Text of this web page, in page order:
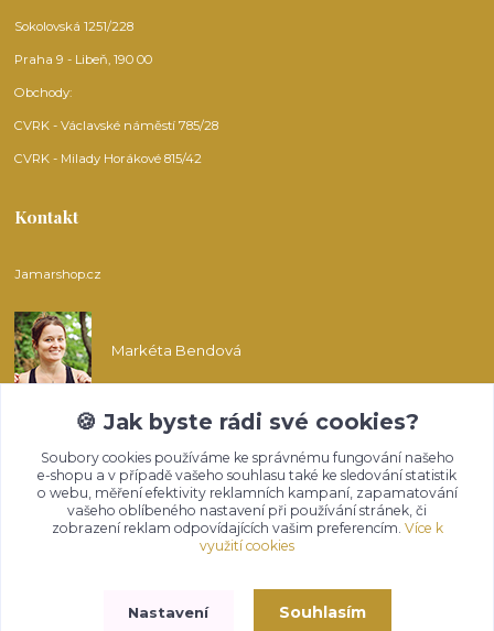
Sokolovská 1251/228
Praha 9 - Libeň, 190 00
Obchody:
CVRK - Václavské náměstí 785/28
CVRK - Milady Horákové 815/42
Kontakt
Jamarshop.cz
Markéta Bendová
info@jamarshop.cz
🍪 Jak byste rádi své cookies?
Soubory cookies používáme ke správnému fungování našeho
e-shopu a v případě vašeho souhlasu také ke sledování statistik
o webu, měření efektivity reklamních kampaní, zapamatování
vašeho oblíbeného nastavení při používání stránek, či
zobrazení reklam odpovídajících vašim preferencím. Více k
využití cookies
Nastavení Souhlasím